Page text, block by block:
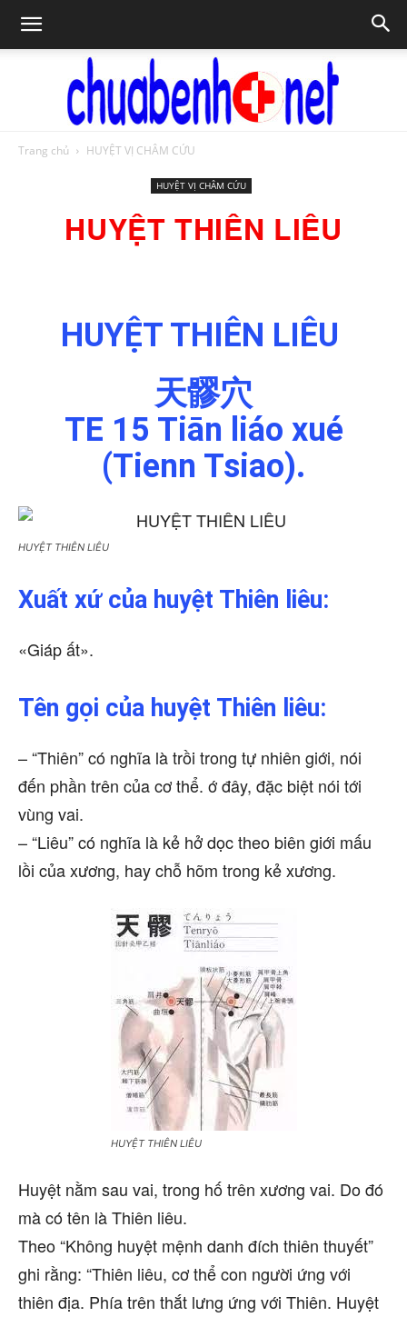
NET
Trang chủ HUYỆT VỊ CHÂM CỨU
HUYỆT VỊ CHÂM CỨU
HUYỆT THIÊN LIÊU
HUYỆT THIÊN LIÊU
天髎穴
TE 15 Tiān liáo xué
(Tienn Tsiao).
HUYỆT THIÊN LIÊU
Xuất xứ của huyệt Thiên liêu:
«Giáp ất».
Tên gọi của huyệt Thiên liêu:
– “Thiên” có nghĩa là trồi trong tự nhiên giới, nói
đến phần trên của cơ thể. ớ đây, đặc biệt nói tới
vùng vai.
– “Liêu” có nghĩa là kẻ hở dọc theo biên giới mấu
lồi của xương, hay chỗ hõm trong kẻ xương.
HUYỆT THIÊN LIÊU
Huyệt nằm sau vai, trong hố trên xương vai. Do đó
mà có tên là Thiên liêu.
Theo “Không huyệt mệnh danh đích thiên thuyết”
ghi rằng: “Thiên liêu, cơ thể con người ứng với
thiên địa. Phía trên thắt lưng ứng với Thiên. Huyệt